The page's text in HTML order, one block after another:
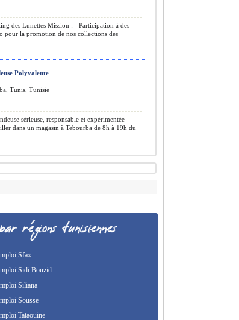
des Lunettes Mission : - Participation à des
pour la promotion de nos collections des
Polyvalente
Tunis, Tunisie
sérieuse, responsable et expérimentée
dans un magasin à Tebourba de 8h à 19h du
Sfax
Sidi Bouzid
Siliana
Sousse
Tataouine